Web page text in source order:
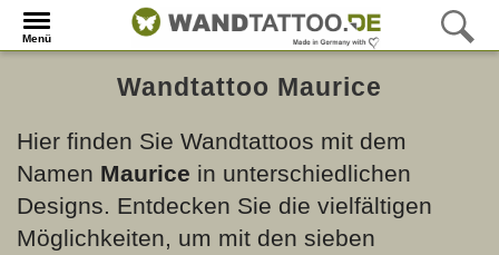
Menü
Wandtattoo Maurice
Hier finden Sie Wandtattoos mit dem
Namen Maurice in unterschiedlichen
Designs. Entdecken Sie die vielfältigen
Möglichkeiten, um mit den sieben